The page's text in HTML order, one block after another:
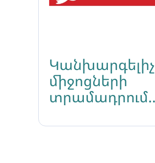
Կանխարգելիչ
միջոցների
տրամադրում